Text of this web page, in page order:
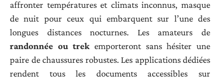
affronter températures et climats inconnus, masque
de nuit pour ceux qui embarquent sur l’une des
longues distances nocturnes. Les amateurs de
randonnée ou trek emporteront sans hésiter une
paire de chaussures robustes. Les applications dédiées
rendent tous les documents accessibles sur